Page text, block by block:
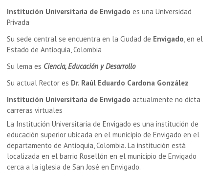
Institución Universitaria de Envigado es una Universidad
Privada
Su sede central se encuentra en la Ciudad de Envigado, en el
Estado de Antioquia, Colombia
Su lema es Ciencia, Educación y Desarrollo
Su actual Rector es Dr. Raúl Eduardo Cardona González
Institución Universitaria de Envigado actualmente no dicta
carreras virtuales
La Institución Universitaria de Envigado es una institución de
educación superior ubicada en el municipio de Envigado en el
departamento de Antioquia, Colombia. La institución está
localizada en el barrio Rosellón en el municipio de Envigado
cerca a la iglesia de San José en Envigado.